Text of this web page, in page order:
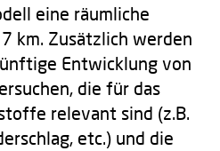
eine räumliche
km. Zusätzlich werden
Entwicklung von
die für das
relevant sind (z.B.
etc.) und die